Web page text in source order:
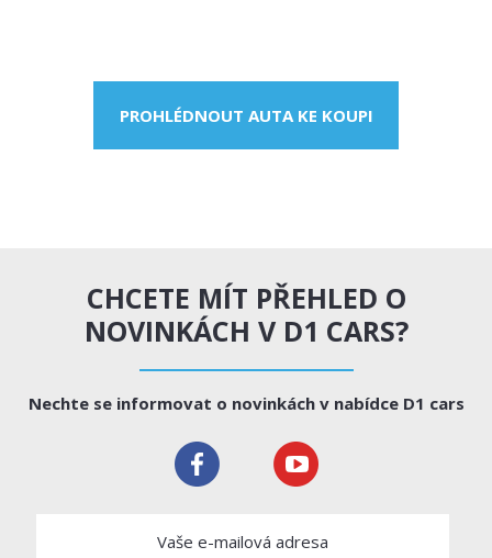
PROHLÉDNOUT AUTA KE KOUPI
CHCETE MÍT PŘEHLED O
NOVINKÁCH V D1 CARS?
Nechte se informovat o novinkách v nabídce D1 cars